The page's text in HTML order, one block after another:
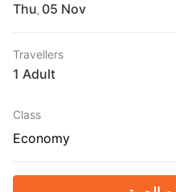
Thu
Travellers
1 Adult
Class
Economy